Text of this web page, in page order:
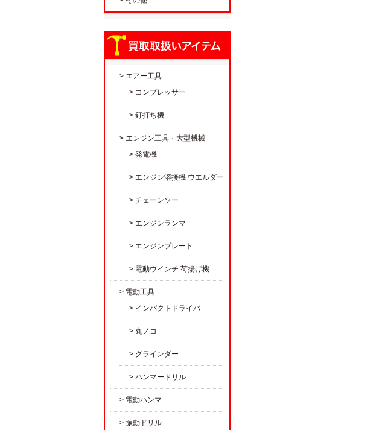
エアー工具
コンプレッサー
釘打ち機
エンジン工具・大型機械
発電機
エンジン溶接機 ウエルダー
チェーンソー
エンジンランマ
エンジンプレート
電動ウインチ 荷揚げ機
電動工具
インパクトドライバ
丸ノコ
グラインダー
ハンマードリル
電動ハンマ
振動ドリル